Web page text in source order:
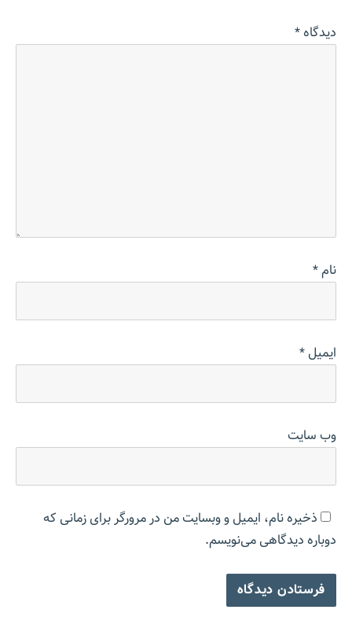
دیدگاه*
نام*
ایمیل*
وب‌ سایت
ذخیره نام، ایمیل و وبسایت من در مرورگر برای زمانی که
دوباره دیدگاهی می‌نویسم.